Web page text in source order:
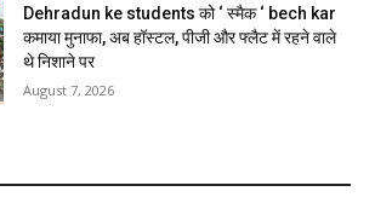
Dehradun ke students को ‘ स्मैक ‘ bech kar
कमाया मुनाफा, अब हॉस्टल, पीजी और फ्लैट में रहने वाले
थे निशाने पर
August 7, 2026